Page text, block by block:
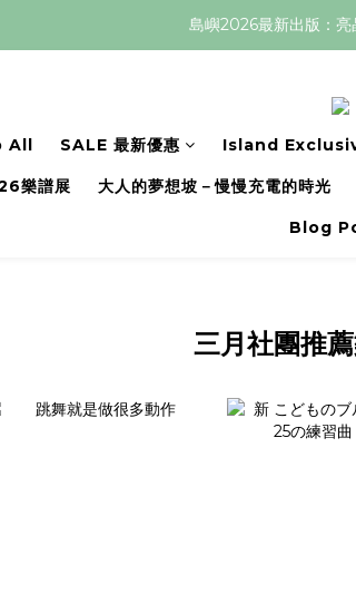
島嶼2026最新出版：亮
All SALE 最新優惠 Island
樂譜展 大人的夢想坡－慢慢充電的時光
Blog
三月社團推